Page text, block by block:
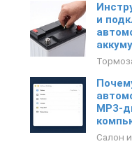
и
MP3-
Салон